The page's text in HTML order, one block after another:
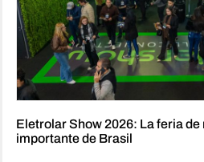
Eletrolar Show 2026: La feria
importante de Brasil